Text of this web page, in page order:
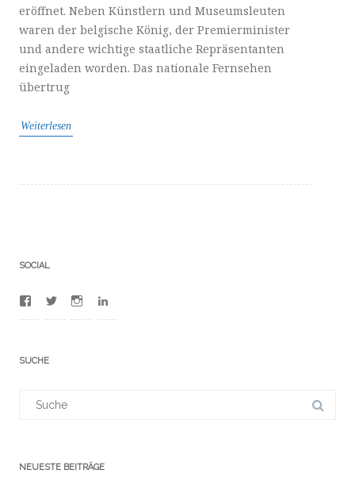
eröffnet. Neben Künstlern und Museumsleuten
waren der belgische König, der Premierminister
und andere wichtige staatliche Repräsentanten
eingeladen worden. Das nationale Fernsehen
übertrug
Weiterlesen
SOCIAL
Profil
anzeigen
Profil Profil
SUCHE
für:
NEUESTE BEITRÄGE